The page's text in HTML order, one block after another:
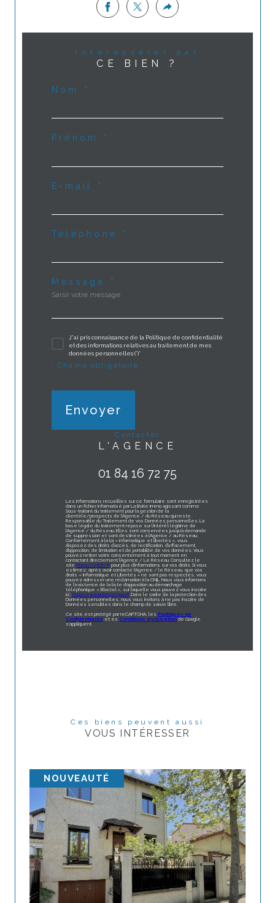
Intéressé(e) par
CE BIEN ?
Nom *
Prénom *
E-mail *
Téléphone *
Message *
J'ai pris connaissance de la Politique de confidentialité
et des informations relatives au traitement de mes
données personnelles (*)*
* Champ obligatoire
Envoyer
contacter
L'AGENCE
01 84 16 72 75
Les informations recueillies sur ce formulaire sont enregistrées
dans un fichier informatisé par La Boite Immo agissant comme
Sous-traitant du traitement pour la gestion de la
clientèle/prospects de l'Agence / du Réseau qui reste
Responsable du Traitement de vos Données personnelles. La
base légale du traitement repose sur l'intérêt légitime de
l'Agence / du Réseau. Elles sont conservées jusqu'à demande
de suppression et sont destinées à l'Agence / au Réseau.
Conformément à la loi « informatique et libertés », vous
disposez des droits d’accès, de rectification, d’effacement,
d’opposition, de limitation et de portabilité de vos données. Vous
pouvez retirer votre consentement à tout moment en
contactant directement l’Agence / Le Réseau. Consultez le
site https://cnil.fr/fr pour plus d’informations sur vos droits. Si vous
estimez, après avoir contacté l'Agence / le Réseau, que vos
droits « Informatique et Libertés » ne sont pas respectés, vous
pouvez adresser une réclamation à la CNIL. Nous vous informons
de l’existence de la liste d'opposition au démarchage
téléphonique « Bloctel », sur laquelle vous pouvez vous inscrire
ici : https://www.bloctel.gouv.fr. Dans le cadre de la protection des
Données personnelles, nous vous invitons à ne pas inscrire de
Données sensibles dans le champ de saisie libre.
Ce site est protégé par reCAPTCHA, les Politiques de
Confidentialité et es Conditions d'utilisation de Google
s'appliquent.
Ces biens peuvent aussi
VOUS INTÉRESSER
NOUVEAUTÉ